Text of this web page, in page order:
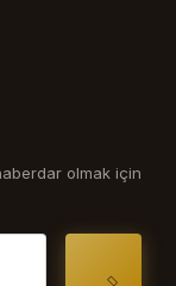
olmak için